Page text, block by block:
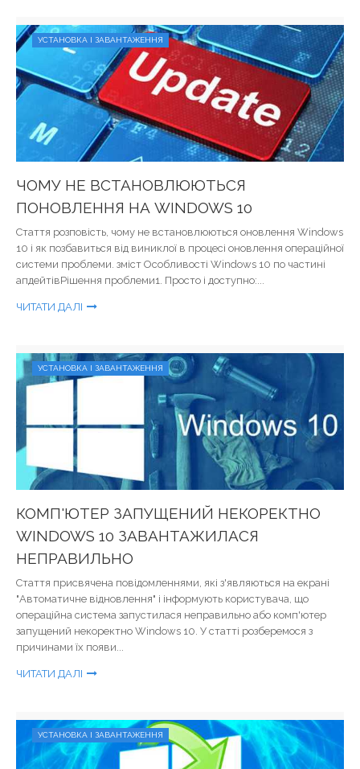
УСТАНОВКА І ЗАВАНТАЖЕННЯ
ЧОМУ НЕ ВСТАНОВЛЮЮТЬСЯ
ПОНОВЛЕННЯ НА WINDOWS 10
Стаття розповість, чому не встановлюються оновлення Windows
10 і як позбавиться від виниклої в процесі оновлення операційної
системи проблеми. зміст Особливості Windows 10 по частині
апдейтівРішення проблеми1. Просто і доступно:...
ЧИТАТИ ДАЛІ
УСТАНОВКА І ЗАВАНТАЖЕННЯ
КОМП'ЮТЕР ЗАПУЩЕНИЙ НЕКОРЕКТНО
WINDOWS 10 ЗАВАНТАЖИЛАСЯ
НЕПРАВИЛЬНО
Стаття присвячена повідомленнями, які з'являються на екрані
"Автоматичне відновлення" і інформують користувача, що
операційна система запустилася неправильно або комп'ютер
запущений некоректно Windows 10. У статті розберемося з
причинами їх появи...
ЧИТАТИ ДАЛІ
УСТАНОВКА І ЗАВАНТАЖЕННЯ